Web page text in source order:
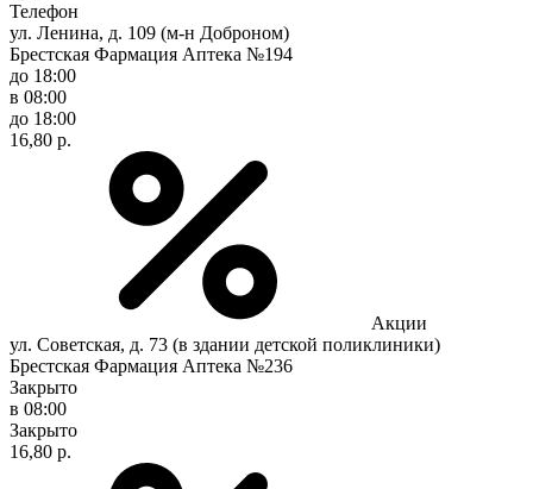
Телефон
ул. Ленина, д. 109 (м-н Доброном)
Брестская Фармация Аптека №194
до 18:00
в 08:00
до 18:00
16,80 р.
Акции
ул. Советская, д. 73 (в здании детской поликлиники)
Брестская Фармация Аптека №236
Закрыто
в 08:00
Закрыто
16,80 р.